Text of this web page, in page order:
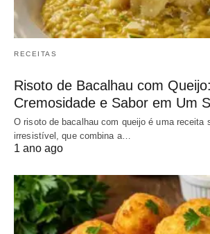
RECEITAS
Risoto de Bacalhau com Queijo:
Cremosidade e Sabor em Um
O risoto de bacalhau com queijo é uma receita
irresistível, que combina a…
1 ano ago